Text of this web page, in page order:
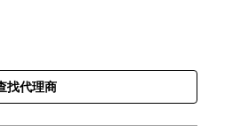
找代理商